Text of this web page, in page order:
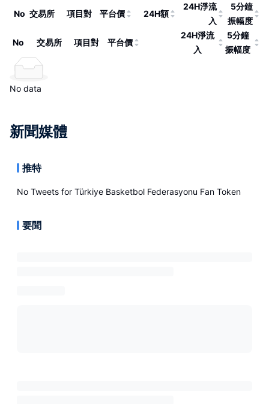
No 交易所 項目對 平台價 24H額
24H淨流
入
5分鐘
振幅度
No 交易所 項目對 平台價
24H淨流
入
5分鐘
振幅度
No data
新聞媒體
推特
No Tweets for Türkiye Basketbol Federasyonu Fan Token
要聞